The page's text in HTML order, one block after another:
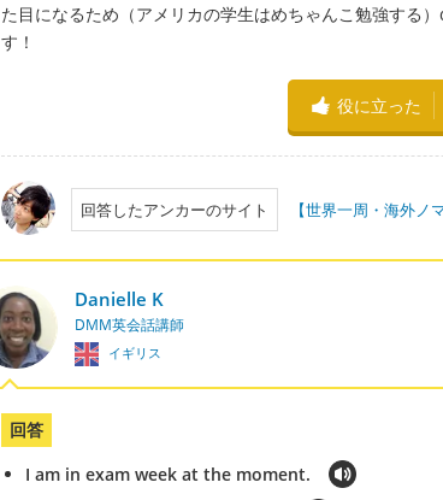
た目になるため（アメリカの学生はめちゃんこ勉強する
す！
役に立った
回答したアンカーのサイト 【世界一周・海外ノ
Danielle K
DMM英会話講師
イギリス
回答
I am in exam week at the moment.